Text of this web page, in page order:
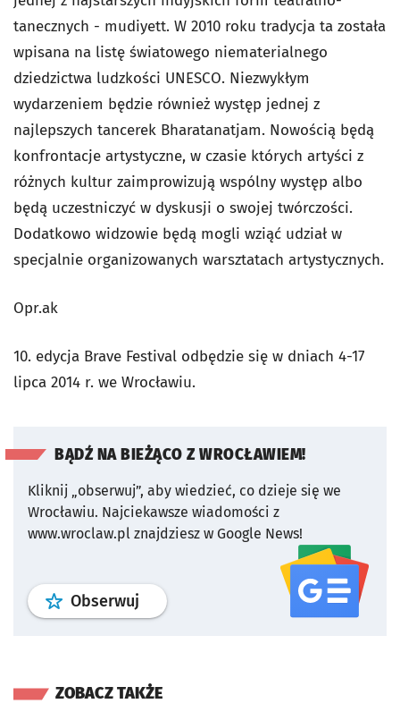
tanecznych - mudiyett. W 2010 roku tradycja ta została
wpisana na listę światowego niematerialnego
dziedzictwa ludzkości UNESCO. Niezwykłym
wydarzeniem będzie również występ jednej z
najlepszych tancerek Bharatanatjam. Nowością będą
konfrontacje artystyczne, w czasie których artyści z
różnych kultur zaimprowizują wspólny występ albo
będą uczestniczyć w dyskusji o swojej twórczości.
Dodatkowo widzowie będą mogli wziąć udział w
specjalnie organizowanych warsztatach artystycznych.
Opr.ak
10. edycja Brave Festival odbędzie się w dniach 4-17
lipca 2014 r. we Wrocławiu.
BĄDŹ NA BIEŻĄCO Z WROCŁAWIEM!
Kliknij „obserwuj”, aby wiedzieć, co dzieje się we
Wrocławiu. Najciekawsze wiadomości z
www.wroclaw.pl znajdziesz w Google News!
Obserwuj profil serwisu
ZOBACZ TAKŻE